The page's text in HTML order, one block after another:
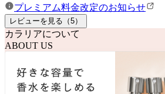
プレミアム料金改定のお知らせ
レビューを見る（5）
カラリアについて
ABOUT US